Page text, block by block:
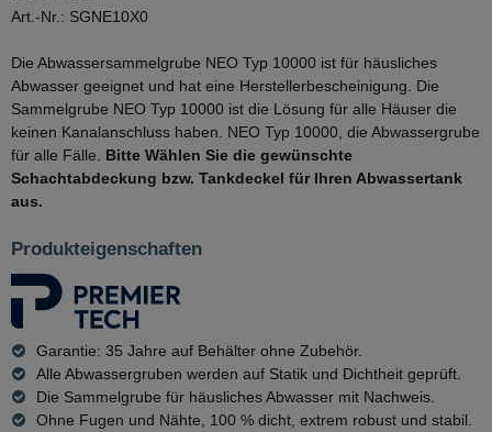
Art.-Nr.: SGNE10X0
Die Abwassersammelgrube NEO Typ 10000 ist für häusliches
Abwasser geeignet und hat eine Herstellerbescheinigung. Die
Sammelgrube NEO Typ 10000 ist die Lösung für alle Häuser die
keinen Kanalanschluss haben. NEO Typ 10000, die Abwassergrube
für alle Fälle. Bitte Wählen Sie die gewünschte
Schachtabdeckung bzw. Tankdeckel für Ihren Abwassertank
aus.
Produkteigenschaften
Garantie: 35 Jahre auf Behälter ohne Zubehör.
Alle Abwassergruben werden auf Statik und Dichtheit geprüft.
Die Sammelgrube für häusliches Abwasser mit Nachweis.
Ohne Fugen und Nähte, 100 % dicht, extrem robust und stabil.